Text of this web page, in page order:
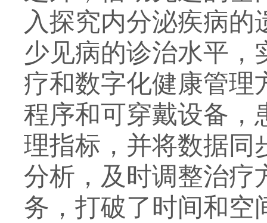
入探究内分泌疾病
少见病的诊治水平，
疗和数字化健康管理
程序和可穿戴设备，
理指标，并将数据同
分析，及时调整治疗
务，打破了时间和空